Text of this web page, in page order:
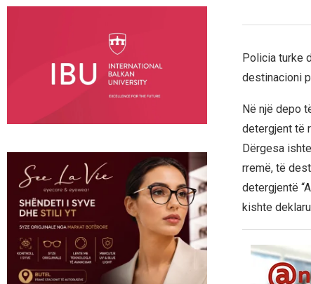
Policia turke
destinacioni
Në një depo
detergjent të
Dërgesa
rremë, të
detergjentë
kishte